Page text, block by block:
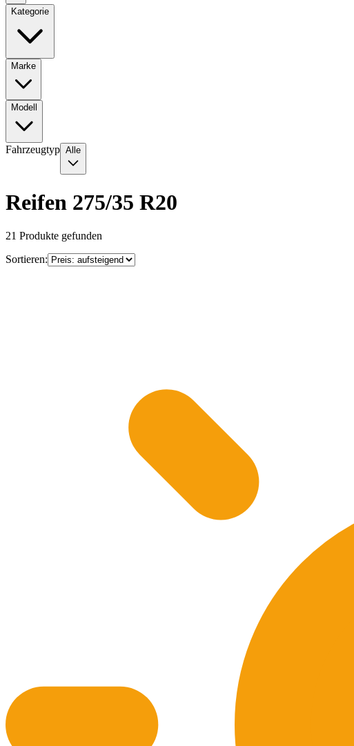
Kategorie
Marke
Modell
Fahrzeugtyp Alle
Reifen 275/35 R20
21 Produkte gefunden
Sortieren: